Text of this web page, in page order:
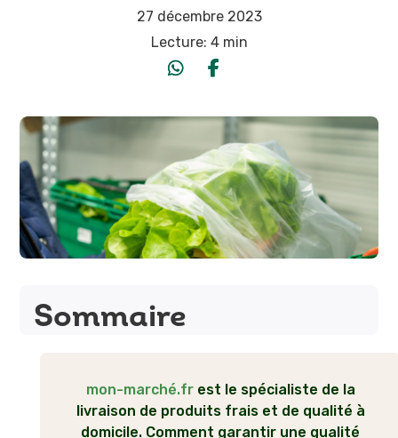
27 décembre 2023
Lecture: 4 min
Sommaire
Des arrivages de produits frais
quotidiens
mon-marché.frest le spécialiste de la
livraison de produits frais et de qualité à
domicile. Comment garantir une qualité